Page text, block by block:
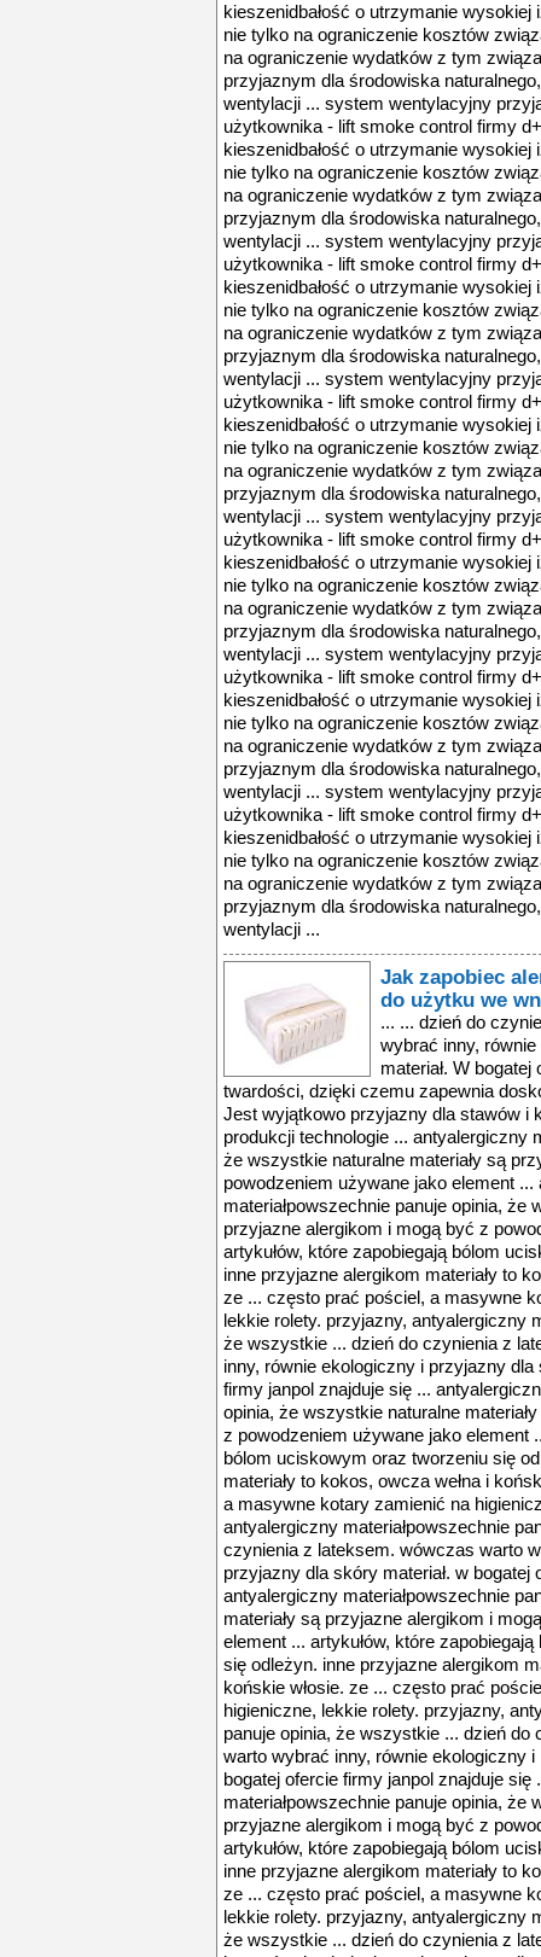
kieszenidbałość o utrzymanie
nie tylko na ograniczenie kosztów
na ograniczenie wydatków z tym
przyjaznym dla środowiska
wentylacji ... system wentylacyjny
użytkownika - lift smoke control firmy
kieszenidbałość o utrzymanie
nie tylko na ograniczenie kosztów
na ograniczenie wydatków z tym
przyjaznym dla środowiska
wentylacji ... system wentylacyjny
użytkownika - lift smoke control firmy
kieszenidbałość o utrzymanie
nie tylko na ograniczenie kosztów
na ograniczenie wydatków z tym
przyjaznym dla środowiska
wentylacji ... system wentylacyjny
użytkownika - lift smoke control firmy
kieszenidbałość o utrzymanie
nie tylko na ograniczenie kosztów
na ograniczenie wydatków z tym
przyjaznym dla środowiska
wentylacji ... system wentylacyjny
użytkownika - lift smoke control firmy
kieszenidbałość o utrzymanie
nie tylko na ograniczenie kosztów
na ograniczenie wydatków z tym
przyjaznym dla środowiska
wentylacji ... system wentylacyjny
użytkownika - lift smoke control firmy
kieszenidbałość o utrzymanie
nie tylko na ograniczenie kosztów
na ograniczenie wydatków z tym
przyjaznym dla środowiska
wentylacji ... system wentylacyjny
użytkownika - lift smoke control firmy
kieszenidbałość o utrzymanie
nie tylko na ograniczenie kosztów
na ograniczenie wydatków z tym
przyjaznym dla środowiska
wentylacji ...
Jak zapobiec
do użytku we
... ... dzień do
wybrać inny,
materiał. W
twardości, dzięki czemu zapewnia
Jest wyjątkowo przyjazny dla stawów i
produkcji technologie ... antyalergiczny
że wszystkie naturalne materiały są
powodzeniem używane jako element ...
materiałpowszechnie panuje opinia, że
przyjazne alergikom i mogą być z
artykułów, które zapobiegają bólom
inne przyjazne alergikom materiały to
ze ... często prać pościel, a masywne
lekkie rolety. przyjazny, antyalergiczny
że wszystkie ... dzień do czynienia z
inny, równie ekologiczny i przyjazny dla
firmy janpol znajduje się ...
opinia, że wszystkie naturalne
z powodzeniem używane jako element
bólom uciskowym oraz tworzeniu się
materiały to kokos, owcza wełna i
a masywne kotary zamienić na
antyalergiczny materiałpowszechnie
czynienia z lateksem. wówczas warto
przyjazny dla skóry materiał. w
antyalergiczny materiałpowszechnie
materiały są przyjazne alergikom i
element ... artykułów, które
się odleżyn. inne przyjazne alergikom
końskie włosie. ze ... często prać
higieniczne, lekkie rolety. przyjazny,
panuje opinia, że wszystkie ... dzień
warto wybrać inny, równie ekologiczny
bogatej ofercie firmy janpol znajduje się
materiałpowszechnie panuje opinia, że
przyjazne alergikom i mogą być z
artykułów, które zapobiegają bólom
inne przyjazne alergikom materiały to
ze ... często prać pościel, a masywne
lekkie rolety. przyjazny, antyalergiczny
że wszystkie ... dzień do czynienia z